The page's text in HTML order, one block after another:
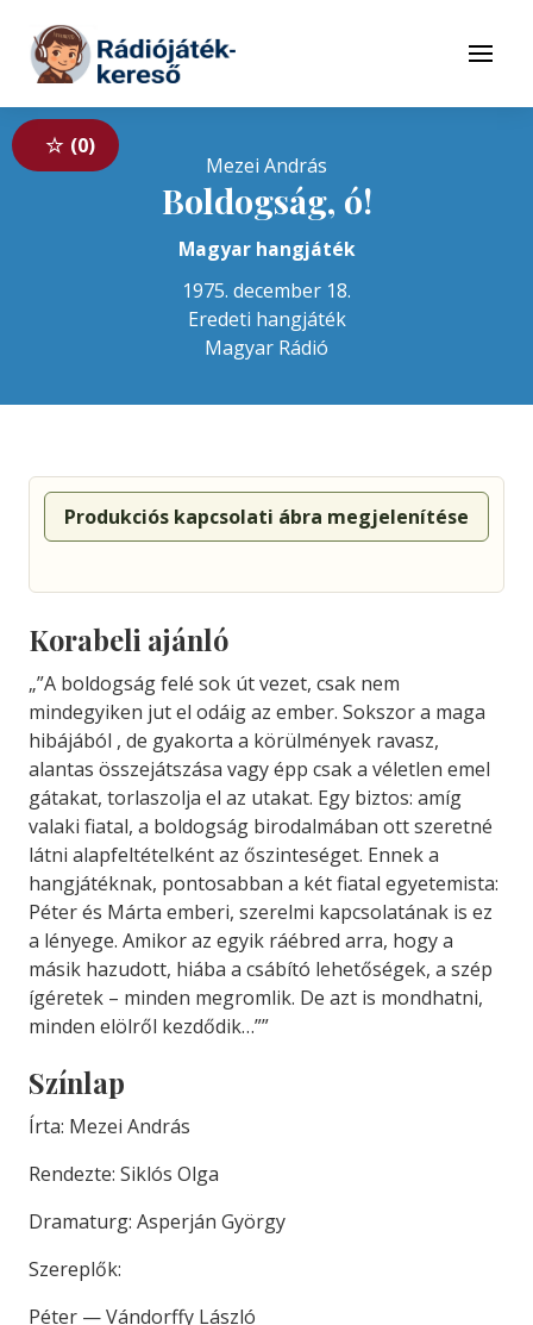
Tovább a tartalomhoz
Menü
0
Mezei András
Boldogság, ó!
Magyar hangjáték
1975. december 18.
Eredeti hangjáték
Magyar Rádió
Produkciós kapcsolati ábra megjelenítése
Korabeli ajánló
„”A boldogság felé sok út vezet, csak nem
mindegyiken jut el odáig az ember. Sokszor a maga
hibájából , de gyakorta a körülmények ravasz,
alantas összejátszása vagy épp csak a véletlen emel
gátakat, torlaszolja el az utakat. Egy biztos: amíg
valaki fiatal, a boldogság birodalmában ott szeretné
látni alapfeltételként az őszinteséget. Ennek a
hangjátéknak, pontosabban a két fiatal egyetemista:
Péter és Márta emberi, szerelmi kapcsolatának is ez
a lényege. Amikor az egyik ráébred arra, hogy a
másik hazudott, hiába a csábító lehetőségek, a szép
ígéretek – minden megromlik. De azt is mondhatni,
minden elölről kezdődik…””
Színlap
Írta: Mezei András
Rendezte: Siklós Olga
Dramaturg: Asperján György
Szereplők:
Péter — Vándorffy László